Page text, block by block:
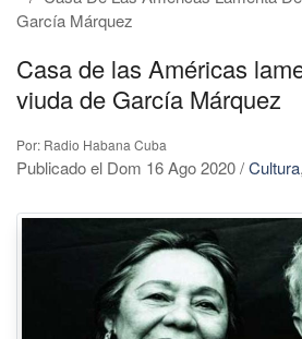
García Márquez
Casa de las Américas
viuda de García Márquez
Por: Radio Habana Cuba
Publicado el Dom 16 Ago 2020/Cultura,